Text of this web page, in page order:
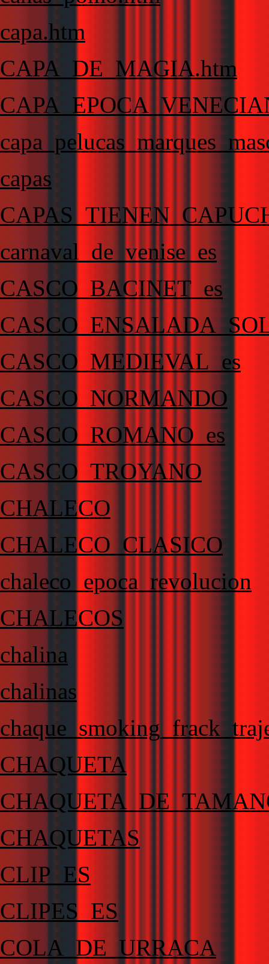
capa.htm
CAPA_DE_MAGIA.htm
capas
carnaval_de_venise_es
CASCO_BACINET_es
CASCO_MEDIEVAL_es
CASCO_NORMANDO
CASCO_ROMANO_es
CASCO_TROYANO
CHALECO
CHALECO_CLASICO
chaleco_epoca_revolucion
CHALECOS
chalina
chalinas
CHAQUETA
CHAQUETAS
CLIP_ES
CLIPES_ES
COLA_DE_URRACA